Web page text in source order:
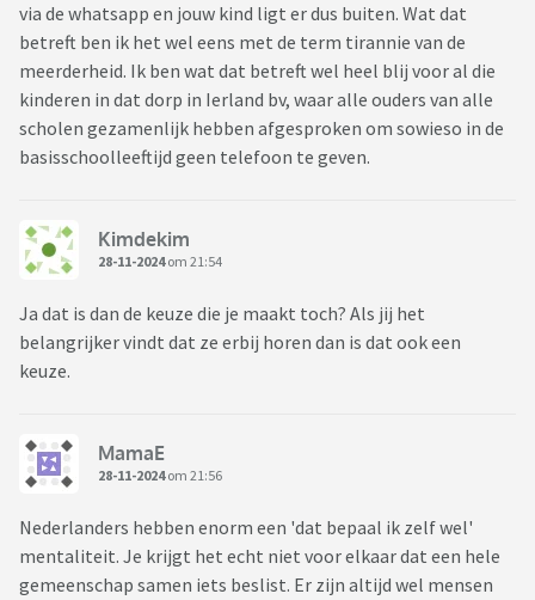
via de whatsapp en jouw kind ligt er dus buiten. Wat dat
betreft ben ik het wel eens met de term tirannie van de
meerderheid. Ik ben wat dat betreft wel heel blij voor al die
kinderen in dat dorp in Ierland bv, waar alle ouders van alle
scholen gezamenlijk hebben afgesproken om sowieso in de
basisschoolleeftijd geen telefoon te geven.
Kimdekim
28-11-2024om 21:54
Ja dat is dan de keuze die je maakt toch? Als jij het
belangrijker vindt dat ze erbij horen dan is dat ook een
keuze.
MamaE
28-11-2024om 21:56
Nederlanders hebben enorm een 'dat bepaal ik zelf wel'
mentaliteit. Je krijgt het echt niet voor elkaar dat een hele
gemeenschap samen iets beslist. Er zijn altijd wel mensen